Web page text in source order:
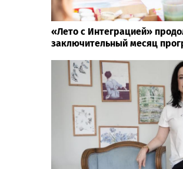
«Лето с Интеграцией»
заключительный месяц